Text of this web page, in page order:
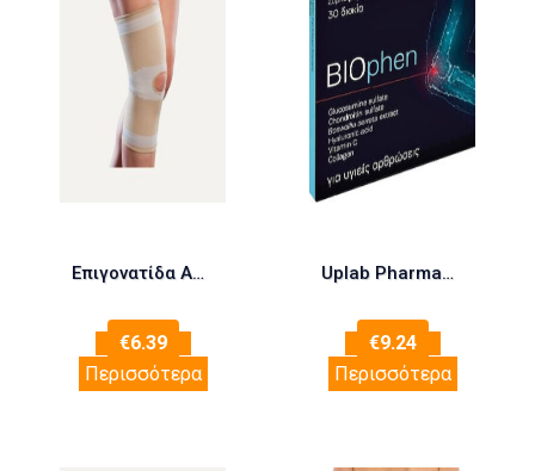
Επιγονατίδα Απλή Με Τρύπα Ελαστική Γκρι – 1502 – XXLarge Anatomic Help
€6.39
Περισσότερα
Uplab Pharmaceuticals Biophen Συμπλήρωμα για την Υγεία των Αρθρώσεων 30 ταμπλέτες
€9.24
Περισσότερα